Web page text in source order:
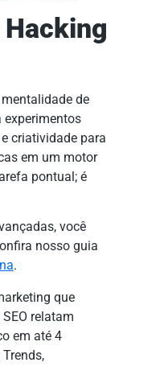
Hacking
de
experimentos
criatividade para
em um motor
pontual; é
você
nosso guia
.
que
relatam
em até 4